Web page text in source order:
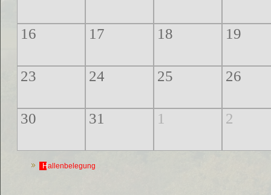
16 17 18 19
23 24 25 26
30 31 1 2
Hallenbelegung